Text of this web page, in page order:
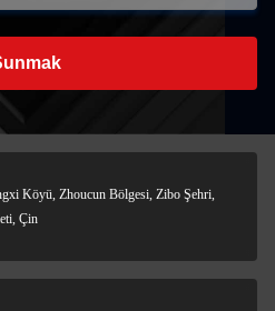
Köyü, Zhoucun Bölgesi, Zibo Şehri,
Çin